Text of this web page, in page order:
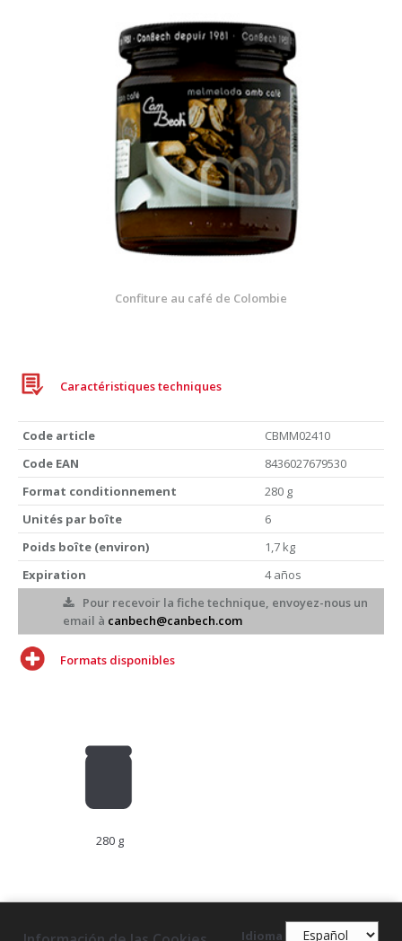
Confiture au café de Colombie
Caractéristiques techniques
Code article
CBMM02410
Code EAN
8436027679530
Format conditionnement
280 g
Unités par boîte
6
Poids boîte (environ)
1,7 kg
Expiration
4 años
Pour recevoir la fiche technique, envoyez-nous un
email à canbech@canbech.com
Formats disponibles
280 g
Idioma